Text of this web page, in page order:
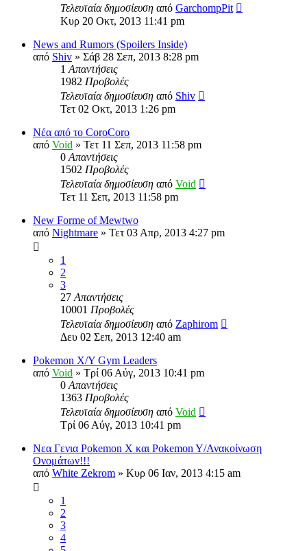
Τελευταία δημοσίευση από GarchompPit
Κυρ 20 Οκτ, 2013 11:41 pm
News and Rumors (Spoilers Inside)
από Shiv » Σάβ 28 Σεπ, 2013 8:28 pm
1 Απαντήσεις
1982 Προβολές
Τελευταία δημοσίευση από Shiv
Τετ 02 Οκτ, 2013 1:26 pm
Νέα από το CoroCoro
από Void » Τετ 11 Σεπ, 2013 11:58 pm
0 Απαντήσεις
1502 Προβολές
Τελευταία δημοσίευση από Void
Τετ 11 Σεπ, 2013 11:58 pm
New Forme of Mewtwo
από Nightmare » Τετ 03 Απρ, 2013 4:27 pm
1
2
3
27 Απαντήσεις
10001 Προβολές
Τελευταία δημοσίευση από Zaphirom
Δευ 02 Σεπ, 2013 12:40 am
Pokemon X/Y Gym Leaders
από Void » Τρί 06 Αύγ, 2013 10:41 pm
0 Απαντήσεις
1363 Προβολές
Τελευταία δημοσίευση από Void
Τρί 06 Αύγ, 2013 10:41 pm
Νεα Γενια Pokemon X και Pokemon Y/Ανακοίνωση
Ονομάτων!!!
από White Zekrom » Κυρ 06 Ιαν, 2013 4:15 am
1
2
3
4